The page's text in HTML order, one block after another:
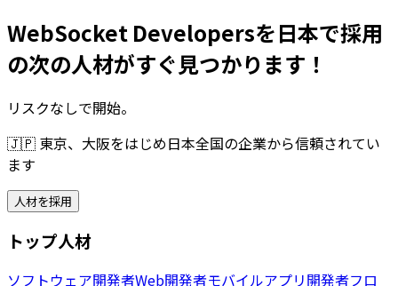
WebSocket Developersを日本で採用
の次の人材がすぐ見つかります！
リスクなしで開始。
🇯🇵 東京、大阪をはじめ日本全国の企業から信頼されてい
ます
人材を採用
トップ人材
ソフトウェア開発者Web開発者モバイルアプリ開発者フロ